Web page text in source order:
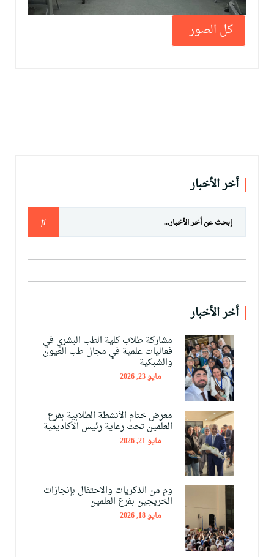
كل الصور
أخر الأخبار
أخر الأخبار
مشاركة طلاب كلية الطب البشري في
فعاليات علمية في مجال طب العيون
والشبكية
مايو 23, 2026
معرض ختام الأنشطة الطلابية بفرع
العلمين تحت رعاية رئيس الأكاديمية
مايو 21, 2026
وم من الذكريات والاحتفال بإنجازات
الخريجين بفرع العلمين
مايو 18, 2026